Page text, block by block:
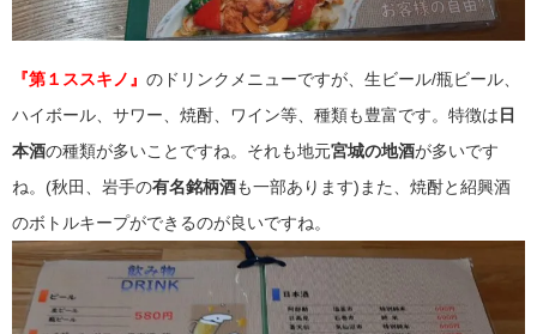
『第１ススキノ』 のドリンクメニューですが、生ビール/瓶ビール、
ハイボール、サワー、焼酎、ワイン等、種類も豊富です。特徴は 日
本酒の種類が多いことですね。それも地元宮城の地酒が多いです
ね。(秋田、岩手の有名銘柄酒も一部あります)また、焼酎と紹興酒
のボトルキープができるのが良いですね。